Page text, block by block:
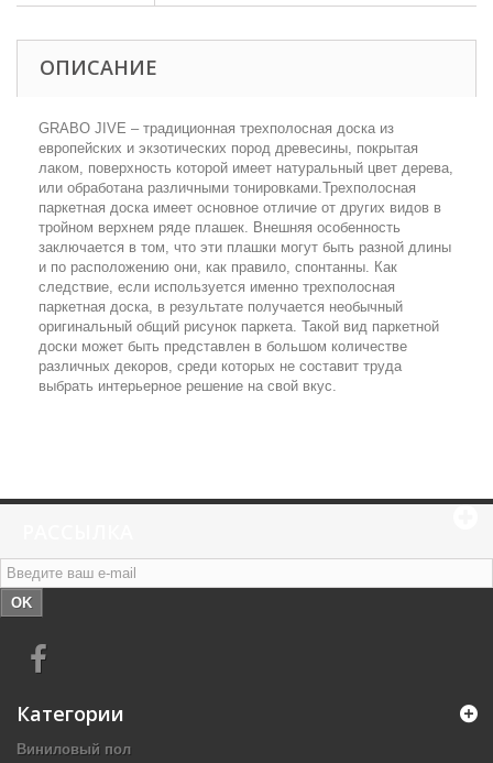
ОПИСАНИЕ
GRABO JIVE – традиционная трехполосная доска из
европейских и экзотических пород древесины, покрытая
лаком, поверхность которой имеет натуральный цвет дерева,
или обработана различными тонировками.Трехполосная
паркетная доска имеет основное отличие от других видов в
тройном верхнем ряде плашек. Внешняя особенность
заключается в том, что эти плашки могут быть разной длины
и по расположению они, как правило, спонтанны. Как
следствие, если используется именно трехполосная
паркетная доска, в результате получается необычный
оригинальный общий рисунок паркета. Такой вид паркетной
доски может быть представлен в большом количестве
различных декоров, среди которых не составит труда
выбрать интерьерное решение на свой вкус.
OK
Категории
Виниловый пол